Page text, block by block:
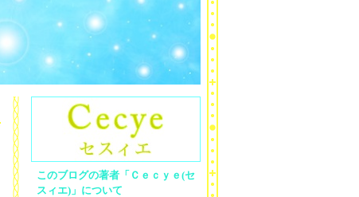
このブログの著者「Ｃｅｃｙｅ(セ
スィエ)」について